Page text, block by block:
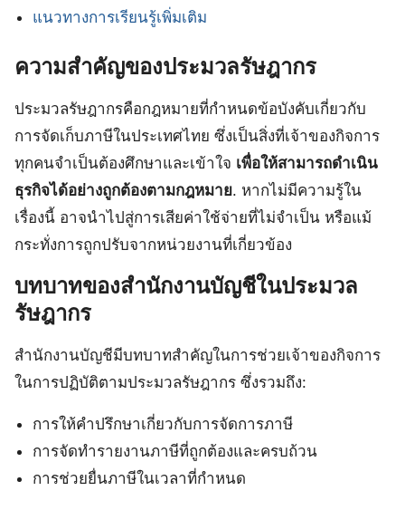
แนวทางการเรียนรู้เพิ่มเติม
ความสำคัญของประมวลรัษฎากร
ประมวลรัษฎากรคือกฎหมายที่กำหนดข้อบังคับเกี่ยวกับ
การจัดเก็บภาษีในประเทศไทย ซึ่งเป็นสิ่งที่เจ้าของกิจการ
ทุกคนจำเป็นต้องศึกษาและเข้าใจ เพื่อให้สามารถดำเนิน
ธุรกิจได้อย่างถูกต้องตามกฎหมาย. หากไม่มีความรู้ใน
เรื่องนี้ อาจนำไปสู่การเสียค่าใช้จ่ายที่ไม่จำเป็น หรือแม้
กระทั่งการถูกปรับจากหน่วยงานที่เกี่ยวข้อง
บทบาทของสำนักงานบัญชีในประมวล
รัษฎากร
สำนักงานบัญชีมีบทบาทสำคัญในการช่วยเจ้าของกิจการ
ในการปฏิบัติตามประมวลรัษฎากร ซึ่งรวมถึง:
การให้คำปรึกษาเกี่ยวกับการจัดการภาษี
การจัดทำรายงานภาษีที่ถูกต้องและครบถ้วน
การช่วยยื่นภาษีในเวลาที่กำหนด